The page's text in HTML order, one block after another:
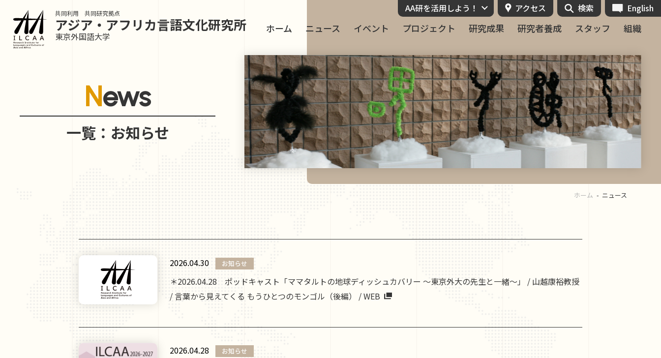
共同利用 共同研究拠点
アジア・アフリカ言語文化研究所
東京外国語大学
ホーム ニュース イベント プロジェクト 研究成果 研究者養成 スタッフ 組織
AA研を活用しよう！ アクセス 検索 English
News
一覧：お知らせ
ホーム ニュース
2026.04.30 お知らせ
＊2026.04.28 ポッドキャスト「ママタルトの地球ディッシュカバリー 〜東京外大の先生と一緒〜」 / 山越康裕教授
/ 言葉から見えてくる もうひとつのモンゴル（後編） / WEB
2026.04.28 お知らせ